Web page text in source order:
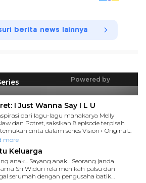
berita news lainnya